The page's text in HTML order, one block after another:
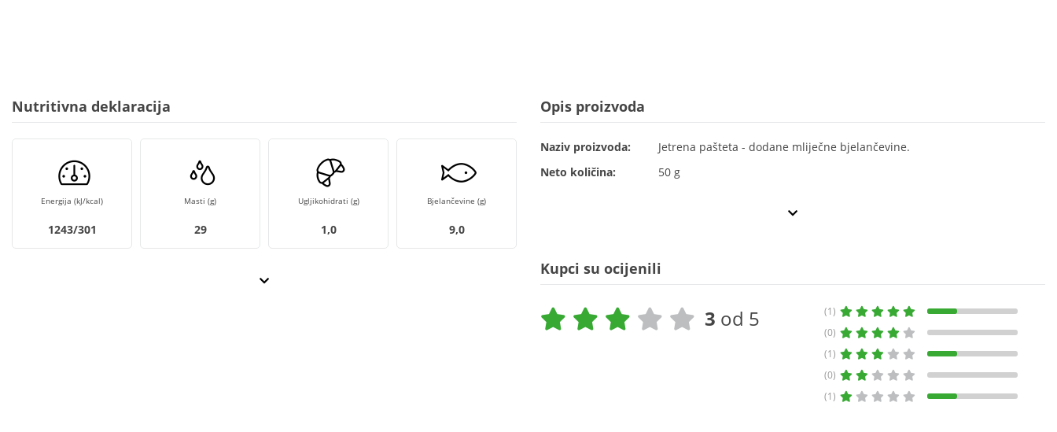
Nutritivna deklaracija
Energija (kJ/kcal)
1243/301
Masti (g)
29
Ugljikohidrati (g)
1,0
Bjelančevine (g)
9,0
Opis proizvoda
Naziv proizvoda:
Jetrena pašteta - dodane mliječne bjelančevine.
Neto količina:
50 g
Kupci su ocijenili
3 od 5
(1)
(0)
(1)
(0)
(1)